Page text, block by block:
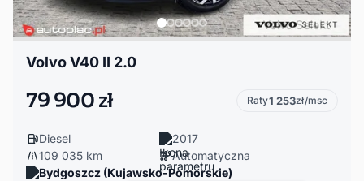
Volvo V40 II 2.0
79 900 zł Raty1 253zł/msc
Diesel
2017
109 035 km
Automatyczna
Bydgoszcz (Kujawsko-Pomorskie)